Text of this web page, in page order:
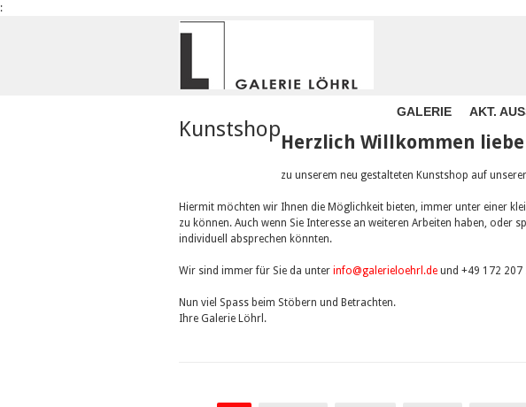
:
GALERIE AKT.
Kunstshop
Herzlich Willkommen
zu unserem neu gestalteten Kunstshop auf
Hiermit möchten wir Ihnen die Möglichkeit bieten, immer unter einer
zu können. Auch wenn Sie Interesse an weiteren Arbeiten haben, oder
individuell absprechen könnten.
Wir sind immer für Sie da unter info@galerieloehrl.de und +49 172 207
Nun viel Spass beim Stöbern und Betrachten.
Ihre Galerie Löhrl.